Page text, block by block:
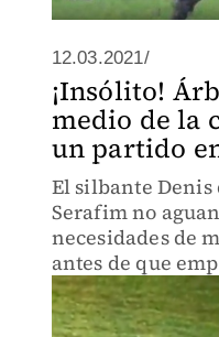
12.03.2021/
¡Insólito!
medio de la
un partido
El silbante
Serafim no
necesidades de
antes de que
embargo, fue
televisión